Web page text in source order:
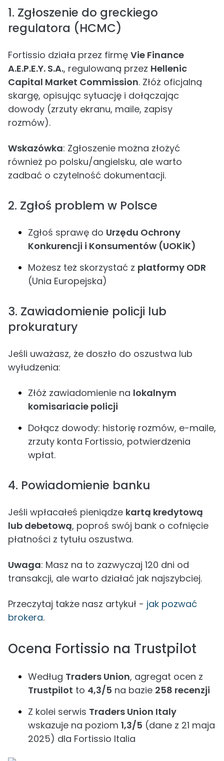
1. Zgłoszenie do greckiego
regulatora (HCMC)
Fortissio działa przez firmę Vie Finance
A.E.P.E.Y. S.A., regulowaną przez Hellenic
Capital Market Commission. Złóż oficjalną
skargę, opisując sytuację i dołączając
dowody (zrzuty ekranu, maile, zapisy
rozmów).
Wskazówka: Zgłoszenie można złożyć
również po polsku/angielsku, ale warto
zadbać o czytelność dokumentacji.
2. Zgłoś problem w Polsce
Zgłoś sprawę do Urzędu Ochrony
Konkurencji i Konsumentów (UOKiK)
Możesz też skorzystać z platformy ODR
(Unia Europejska)
3. Zawiadomienie policji lub
prokuratury
Jeśli uważasz, że doszło do oszustwa lub
wyłudzenia:
Złóż zawiadomienie na lokalnym
komisariacie policji
Dołącz dowody: historię rozmów, e-maile,
zrzuty konta Fortissio, potwierdzenia
wpłat.
4. Powiadomienie banku
Jeśli wpłacałeś pieniądze kartą kredytową
lub debetową, poproś swój bank o cofnięcie
płatności z tytułu oszustwa.
Uwaga: Masz na to zazwyczaj 120 dni od
transakcji, ale warto działać jak najszybciej.
Przeczytaj także nasz artykuł - jak pozwać
brokera.
Ocena Fortissio na Trustpilot
Według Traders Union, agregat ocen z
Trustpilot to 4,3/5 na bazie 258 recenzji
Z kolei serwis Traders Union Italy
wskazuje na poziom 1,3/5 (dane z 21 maja
2025) dla Fortissio Italia